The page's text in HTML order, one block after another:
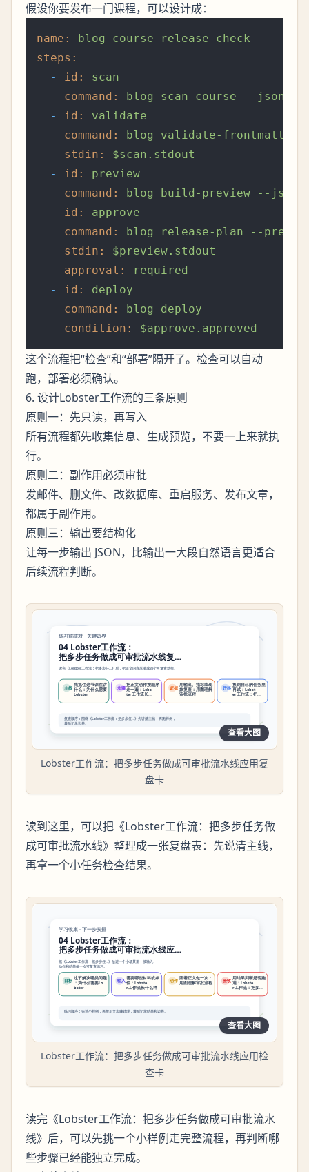
假设你要发布一门课程，可以设计成：
name:
blog-course-release-check
steps:
-
id:
scan
command:
blog scan-course
--json
-
id:
validate
command:
blog validate-frontmatter
stdin:
$scan.stdout
-
id:
preview
command:
blog build-preview
--json
-
id:
approve
command:
blog release-plan
--
stdin:
$preview.stdout
approval:
required
-
id:
deploy
command:
blog
deploy
condition:
$approve.approved
这个流程把“检查”和“部署”隔开了。检查可以自动
跑，部署必须确认。
6. 设计Lobster工作流的三条原则
原则一：先只读，再写入
所有流程都先收集信息、生成预览，不要一上来就执
行。
原则二：副作用必须审批
发邮件、删文件、改数据库、重启服务、发布文章，
都属于副作用。
原则三：输出要结构化
让每一步输出 JSON，比输出一大段自然语言更适合
后续流程判断。
查看大图
Lobster工作流：把多步任务做成可审批流水线应用复
盘卡
读到这里，可以把《Lobster工作流：把多步任务做
成可审批流水线》整理成一张复盘表：先说清主线，
再拿一个小任务检查结果。
查看大图
Lobster工作流：把多步任务做成可审批流水线应用检
查卡
读完《Lobster工作流：把多步任务做成可审批流水
线》后，可以先挑一个小样例走完整流程，再判断哪
些步骤已经能独立完成。